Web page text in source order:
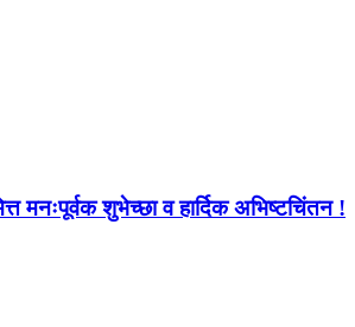
मनःपूर्वक शुभेच्छा व हार्दिक अभिष्टचिंतन !